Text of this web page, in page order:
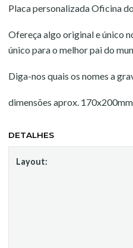
Placa personalizada Oficina
Ofereça algo original e único
único para o melhor pai do
Diga-nos quais os nomes a
dimensões aprox. 170x200mm
DETALHES
Layout: